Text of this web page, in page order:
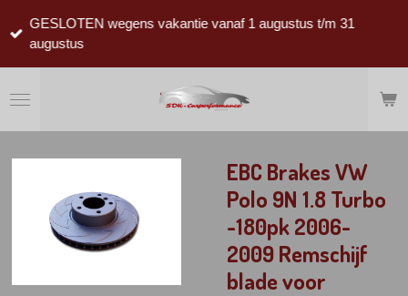
direct
hoofdinhoud
GESLOTEN wegens vakantie vanaf 1 augustus t/m 31
augustus
EBC Brakes VW
Polo 9N 1.8 Turbo
-180pk 2006-
2009 Remschijf
blade voor